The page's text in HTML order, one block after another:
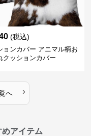
(税込)
ョンカバー アニマル柄お
クッションカバー
へ ›
アイテム